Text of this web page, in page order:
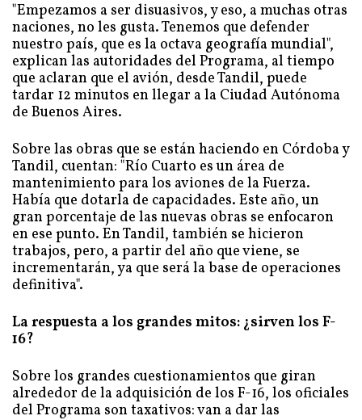
"Empezamos a ser disuasivos, y eso, a muchas otras
naciones, no les gusta. Tenemos que defender
nuestro país, que es la octava geografía mundial",
explican las autoridades del Programa, al tiempo
que aclaran que el avión, desde Tandil, puede
tardar 12 minutos en llegar a la Ciudad Autónoma
de Buenos Aires.
Sobre las obras que se están haciendo en Córdoba y
Tandil, cuentan: "Río Cuarto es un área de
mantenimiento para los aviones de la Fuerza.
Había que dotarla de capacidades. Este año, un
gran porcentaje de las nuevas obras se enfocaron
en ese punto. En Tandil, también se hicieron
trabajos, pero, a partir del año que viene, se
incrementarán, ya que será la base de operaciones
definitiva".
La respuesta a los grandes mitos: ¿sirven los F-
16?
Sobre los grandes cuestionamientos que giran
alrededor de la adquisición de los F-16, los oficiales
del Programa son taxativos: van a dar las